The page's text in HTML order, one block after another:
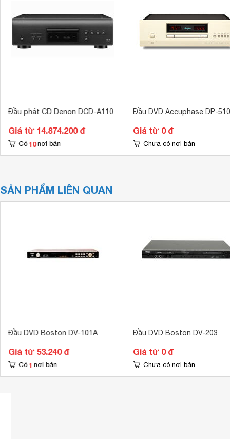
Đầu phát CD Denon DCD-A110
Giá từ 14.874.200 đ
Có 10 nơi bán
Đầu DVD Accuphase DP-510
Giá từ 0 đ
Chưa có nơi bán
SẢN PHẨM LIÊN QUAN
Đầu DVD Boston DV-101A
Giá từ 53.240 đ
Có 1 nơi bán
Đầu DVD Boston DV-203
Giá từ 0 đ
Chưa có nơi bán